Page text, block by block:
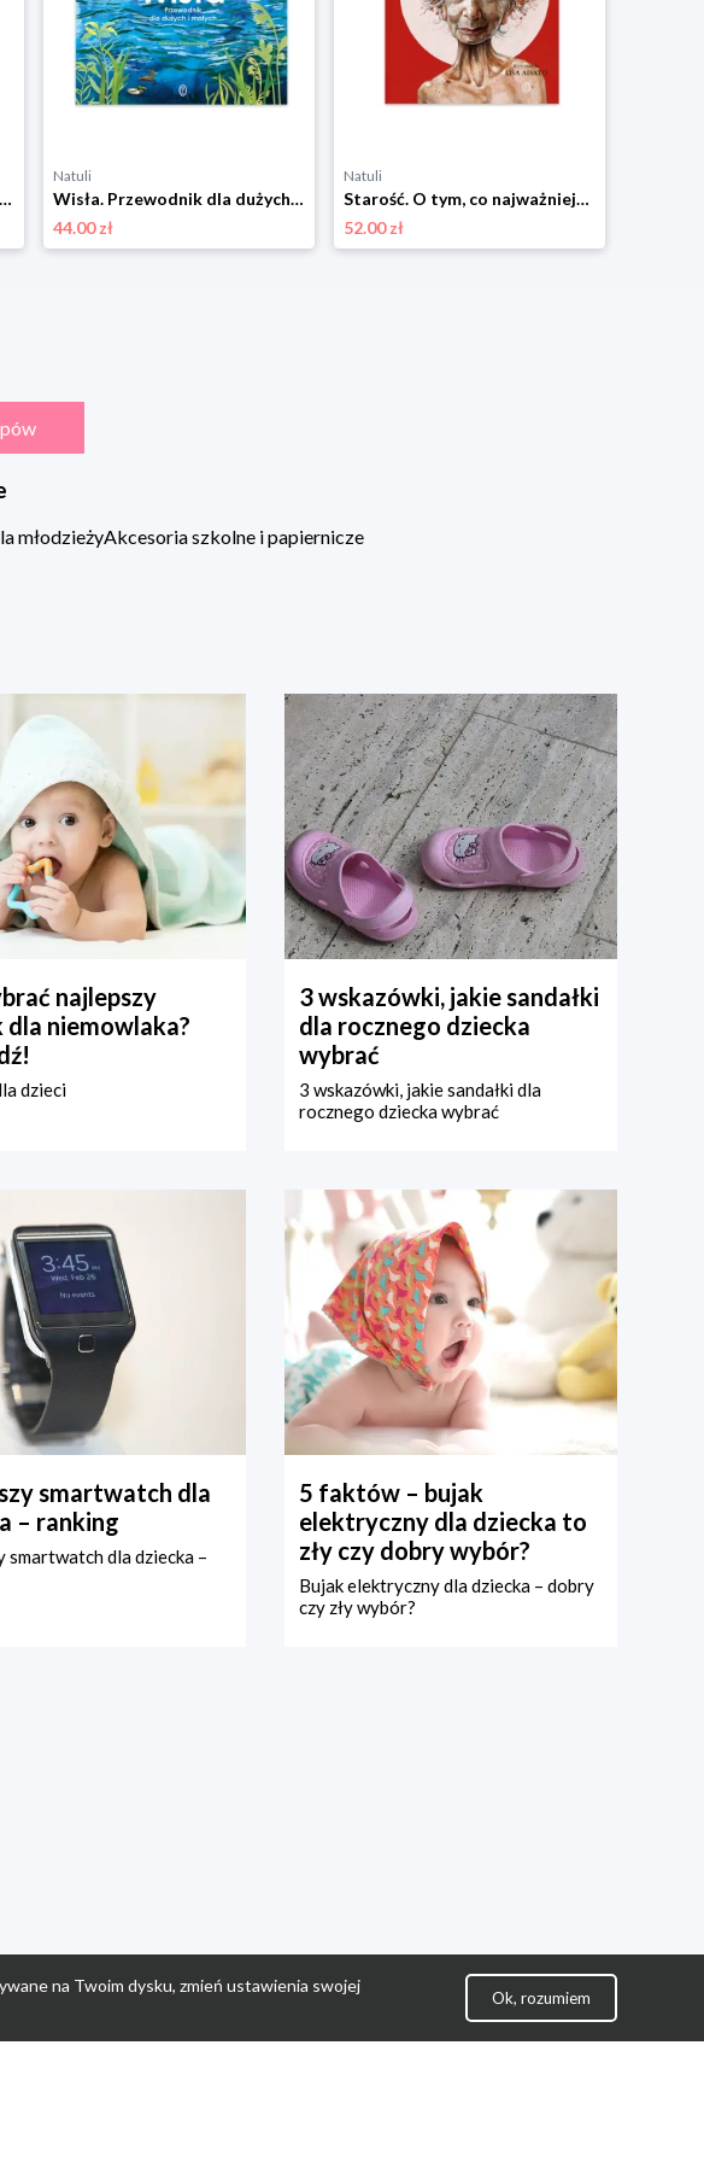
Bajki robotów Wydawnictwo literackie
Natuli
Wisła. Przewodnik dla dużych i małych Wydawnictwo literackie
44.00 zł
Natuli
Starość. O tym, co najważniejsze Wydawnictwo literackie
52.00 zł
młodzieżyAkcesoria szkolne i papiernicze
najlepszy
dla niemowlaka?
dzieci
3 wskazówki, jakie sandałki
dla rocznego dziecka
wybrać
3 wskazówki, jakie sandałki dla
rocznego dziecka wybrać
smartwatch dla
– ranking
smartwatch dla dziecka –
5 faktów – bujak
elektryczny dla dziecka to
zły czy dobry wybór?
Bujak elektryczny dla dziecka – dobry
czy zły wybór?
na Twoim dysku, zmień ustawienia swojej
Ok, rozumiem